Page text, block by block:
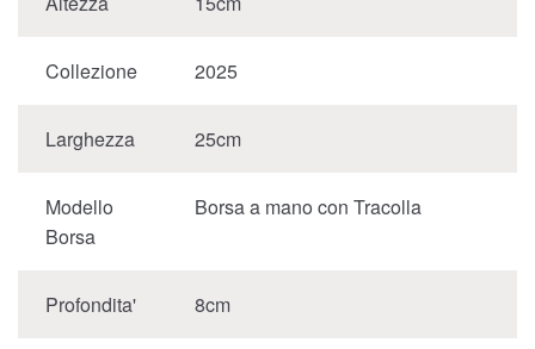
Collezione 2025
Larghezza 25cm
Modello
Borsa
Borsa a mano con Tracolla
Profondita' 8cm